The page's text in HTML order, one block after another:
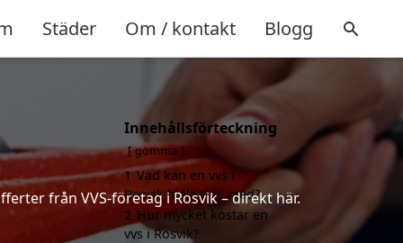
Städer Om / kontakt Blogg
från VVS-företag i Rosvik – direkt här.
Innehållsförteckning
gömma
1 Vad kan en vvs i
Rosvik hjälpa till med?
2 Hur mycket kostar en
vvs i Rosvik?